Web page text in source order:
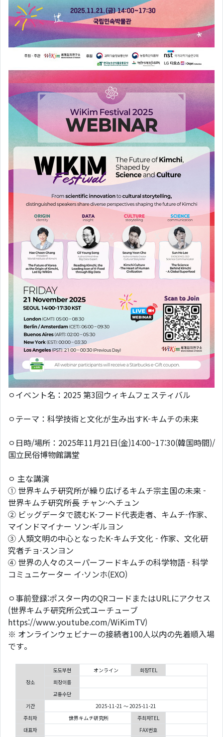
ㅇイベント名：2025 第3回ウィキムフェスティバル
ㅇテーマ：科学技術と文化が生み出すK-キムチの未来
ㅇ日時/場所：2025年11月21日(金)14:00~17:30(韓国時間)/
国立民俗博物館講堂
ㅇ 主な講演
① 世界キムチ研究所が繰り広げるキムチ宗主国の未来 -
世界キムチ研究所長 チャン·ヘチュン
② ビッグデータで読むK-フード代表走者、キムチ-作家、
マインドマイナー ソン·ギルヨン
③ 人類文明の中心となったK-キムチ文化 - 作家、文化研
究者チョ·スンヨン
④ 世界の人々のスーパーフードキムチの科学物語 - 科学
コミュニケーター イ·ソンホ(EXO)
ㅇ事前登録:ポスター内のQRコードまたはURLにアクセス
(世界キムチ研究所公式ユーチューブ
https://www.youtube.com/WiKimTV)
※ オンラインウェビナーの接続者100人以内の先着順入場
です。
장소
도도부현 オンライン
회장TEL
회장이름
교통수단
기간
2025-11-21 ～ 2025-11-21
주최자
世界キムチ研究所
주최자TEL
대표자
FAX번호